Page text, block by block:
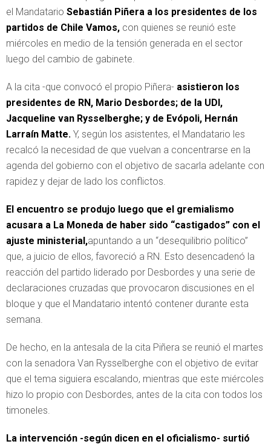
el Mandatario Sebastián Piñera a los presidentes de los
partidos de Chile Vamos, con quienes se reunió este
miércoles en medio de la tensión generada en el sector
luego del cambio de gabinete.
A la cita -que convocó el propio Piñera- asistieron los
presidentes de RN, Mario Desbordes; de la UDI,
Jacqueline van Rysselberghe; y de Evópoli, Hernán
Larraín Matte. Y, según los asistentes, el Mandatario les
recalcó la necesidad de que vuelvan a concentrarse en la
agenda del gobierno con el objetivo de sacarla adelante con
rapidez y dejar de lado los conflictos.
El encuentro se produjo luego que el gremialismo
acusara a La Moneda de haber sido “castigados” con el
ajuste ministerial,apuntando a un “desequilibrio político”
que, a juicio de ellos, favoreció a RN. Esto desencadenó la
reacción del partido liderado por Desbordes y una serie de
declaraciones cruzadas que provocaron discusiones en el
bloque y que el Mandatario intentó contener durante esta
semana.
De hecho, en la antesala de la cita Piñera se reunió el martes
con la senadora Van Rysselberghe con el objetivo de evitar
que el tema siguiera escalando, mientras que este miércoles
hizo lo propio con Desbordes, antes de la cita con todos los
timoneles.
La intervención -según dicen en el oficialismo- surtió